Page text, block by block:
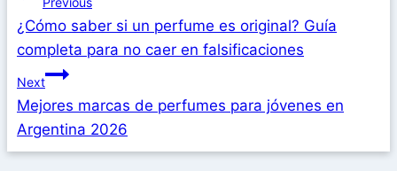
¿Cómo saber si un perfume es original? Guía
completa para no caer en falsificaciones
Next
Mejores marcas de perfumes para jóvenes en
Argentina 2026